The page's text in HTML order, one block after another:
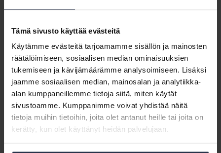
Tämä sivusto käyttää evästeitä
Käytämme evästeitä tarjoamamme sisällön ja mainosten
räätälöimiseen, sosiaalisen median ominaisuuksien
tukemiseen ja kävijämäärämme analysoimiseen. Lisäksi
jaamme sosiaalisen median, mainosalan ja analytiikka-
alan kumppaneillemme tietoja siitä, miten käytät
sivustoamme. Kumppanimme voivat yhdistää näitä
tietoja muihin tietoihin, joita olet antanut heille tai joita on
kerätty, kun olet käyttänyt heidän palvelujaan.
Tapahtumat
Yhdistys järjestää kuukausittain opinto- ja vierailutilaisuuksia.
Tilaisuuksien järjestelyistä vastaa ja tiedottaa koulutustyöryhmä.
Vuosikokouksen päätökset 2026
Vuosikokouksessa valittiin hallitukseen Olli Kurhinen
(puheenjohtaja), Marika Grönholm-Lakka (varapuheenjohtaja),
Tiina Niemi (sihteeri), Anu Raikaslehto,Anneli Haikala, Jarno Kokki,
Anu Roivas, Virpi Säynäjäkangas ja Solja Talka.
Rahastonhoitajaksi valittiin Ilpo Silvennoinen,